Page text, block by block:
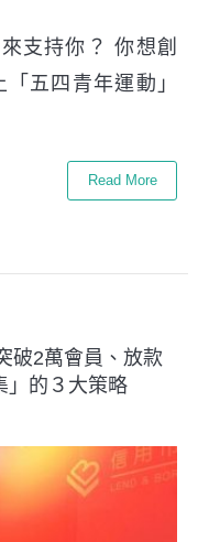
支持你？ 你想創
五四青年運動」
Read More
破2萬會員、放款
」的３大策略